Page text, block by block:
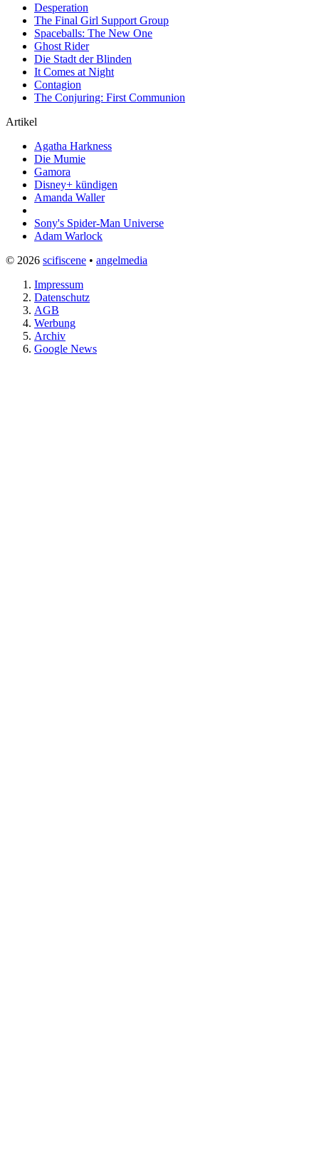
Desperation
The Final Girl Support Group
Spaceballs: The New One
Ghost Rider
Die Stadt der Blinden
It Comes at Night
Contagion
The Conjuring: First Communion
Artikel
Agatha Harkness
Die Mumie
Gamora
Disney+ kündigen
Amanda Waller
Sony's Spider-Man Universe
Adam Warlock
© 2026 scifiscene • angelmedia
Impressum
Datenschutz
AGB
Werbung
Archiv
Google News